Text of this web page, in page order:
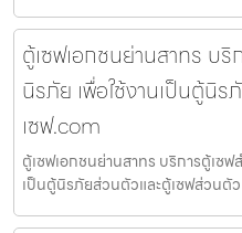
ตู้เซฟเอกชนย่านสาทร บริ
นิรภัย เพื่อใช้งานเป็นตู้นิ
เซฟ.com
ตู้เซฟเอกชนย่านสาทร บริการตู้เซฟ
เป็นตู้นิรภัยส่วนตัวและตู้เซฟส่วนตั